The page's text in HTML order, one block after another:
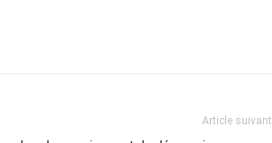
Article suivant